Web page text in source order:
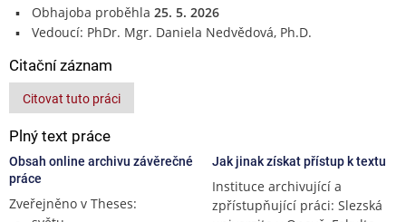
Obhajoba proběhla 25. 5. 2026
Vedoucí: PhDr. Mgr. Daniela Nedvědová, Ph.D.
Citační záznam
Citovat tuto práci
Plný text práce
Obsah online archivu závěrečné
práce
Zveřejněno v Theses:
Jak jinak získat přístup k textu
Instituce archivující a
zpřístupňující práci: Slezská